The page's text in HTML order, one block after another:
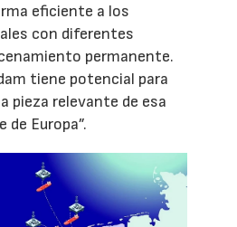
eficiente a los
con diferentes
permanente.
tiene potencial para
pieza relevante de esa
de Europa”.